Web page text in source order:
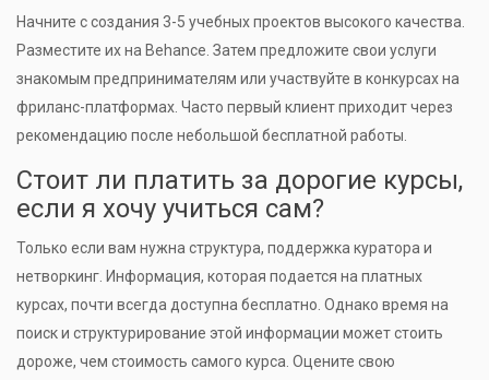
Начните с создания 3-5 учебных проектов высокого качества.
Разместите их на Behance. Затем предложите свои услуги
знакомым предпринимателям или участвуйте в конкурсах на
фриланс-платформах. Часто первый клиент приходит через
рекомендацию после небольшой бесплатной работы.
Стоит ли платить за дорогие курсы,
если я хочу учиться сам?
Только если вам нужна структура, поддержка куратора и
нетворкинг. Информация, которая подается на платных
курсах, почти всегда доступна бесплатно. Однако время на
поиск и структурирование этой информации может стоить
дороже, чем стоимость самого курса. Оцените свою